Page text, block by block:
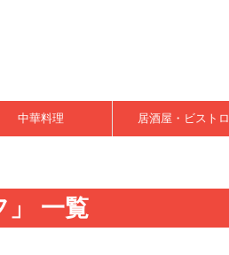
中華料理 居酒屋・ビストロ
」 一覧